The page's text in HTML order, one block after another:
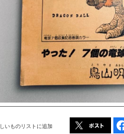
いものリストに追加